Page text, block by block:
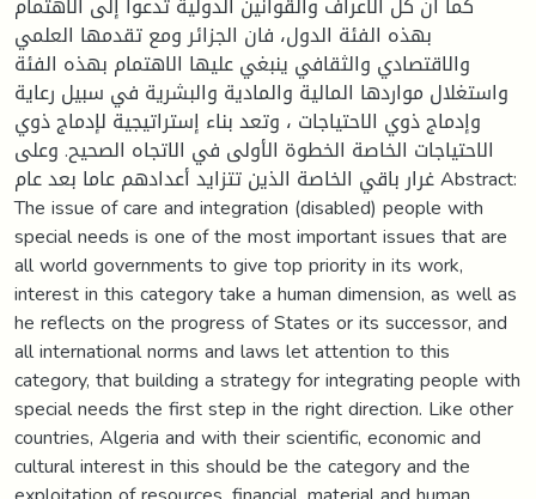
بهذه الفئة الدول، فان الجزائر ومع تقدمها العلمي
والاقتصادي والثقافي ينبغي عليها الاهتمام بهذه الفئة
واستغلال مواردها المالية والمادية والبشرية في سبيل رعاية
وإدماج ذوي الاحتياجات ، وتعد بناء إستراتيجية لإدماج ذوي
الاحتياجات الخاصة الخطوة الأولى في الاتجاه الصحيح. وعلى
غرار باقي الخاصة الذين تتزايد أعدادهم عاما بعد عام Abstract:
The issue of care and integration (disabled) people with
special needs is one of the most important issues that are
all world governments to give top priority in its work,
interest in this category take a human dimension, as well as
he reflects on the progress of States or its successor, and
all international norms and laws let attention to this
category, that building a strategy for integrating people with
special needs the first step in the right direction. Like other
countries, Algeria and with their scientific, economic and
cultural interest in this should be the category and the